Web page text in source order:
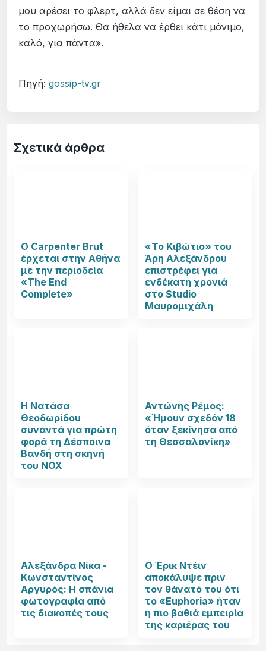
μου αρέσει το φλερτ, αλλά δεν είμαι σε θέση να
το προχωρήσω. Θα ήθελα να έρθει κάτι μόνιμο,
καλό, για πάντα».
Πηγή:gossip-tv.gr
Σχετικά άρθρα
Ο Carpenter Brut
έρχεται στην Αθήνα
με την περιοδεία
«The End
Complete»
«Το Κιβώτιο» του
Άρη Αλεξάνδρου
επιστρέφει για
ενδέκατη χρονιά
στο Studio
Μαυρομιχάλη
Η Νατάσα
Θεοδωρίδου
συναντά για πρώτη
φορά τη Δέσποινα
Βανδή στη σκηνή
του NOX
Αντώνης Ρέμος:
«Ήμουν σχεδόν 18
όταν ξεκίνησα από
τη Θεσσαλονίκη»
Αλεξάνδρα Νίκα -
Κωνσταντίνος
Αργυρός: Η σπάνια
φωτογραφία από
τις διακοπές τους
Ο Έρικ Ντέιν
αποκάλυψε πριν
τον θάνατό του ότι
το «Euphoria» ήταν
η πιο βαθιά εμπειρία
της καριέρας του